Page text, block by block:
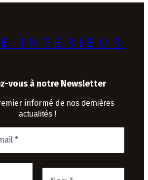
INTÉRIEUR
vous à notre Newsletter
informé de nos dernières
actualités !